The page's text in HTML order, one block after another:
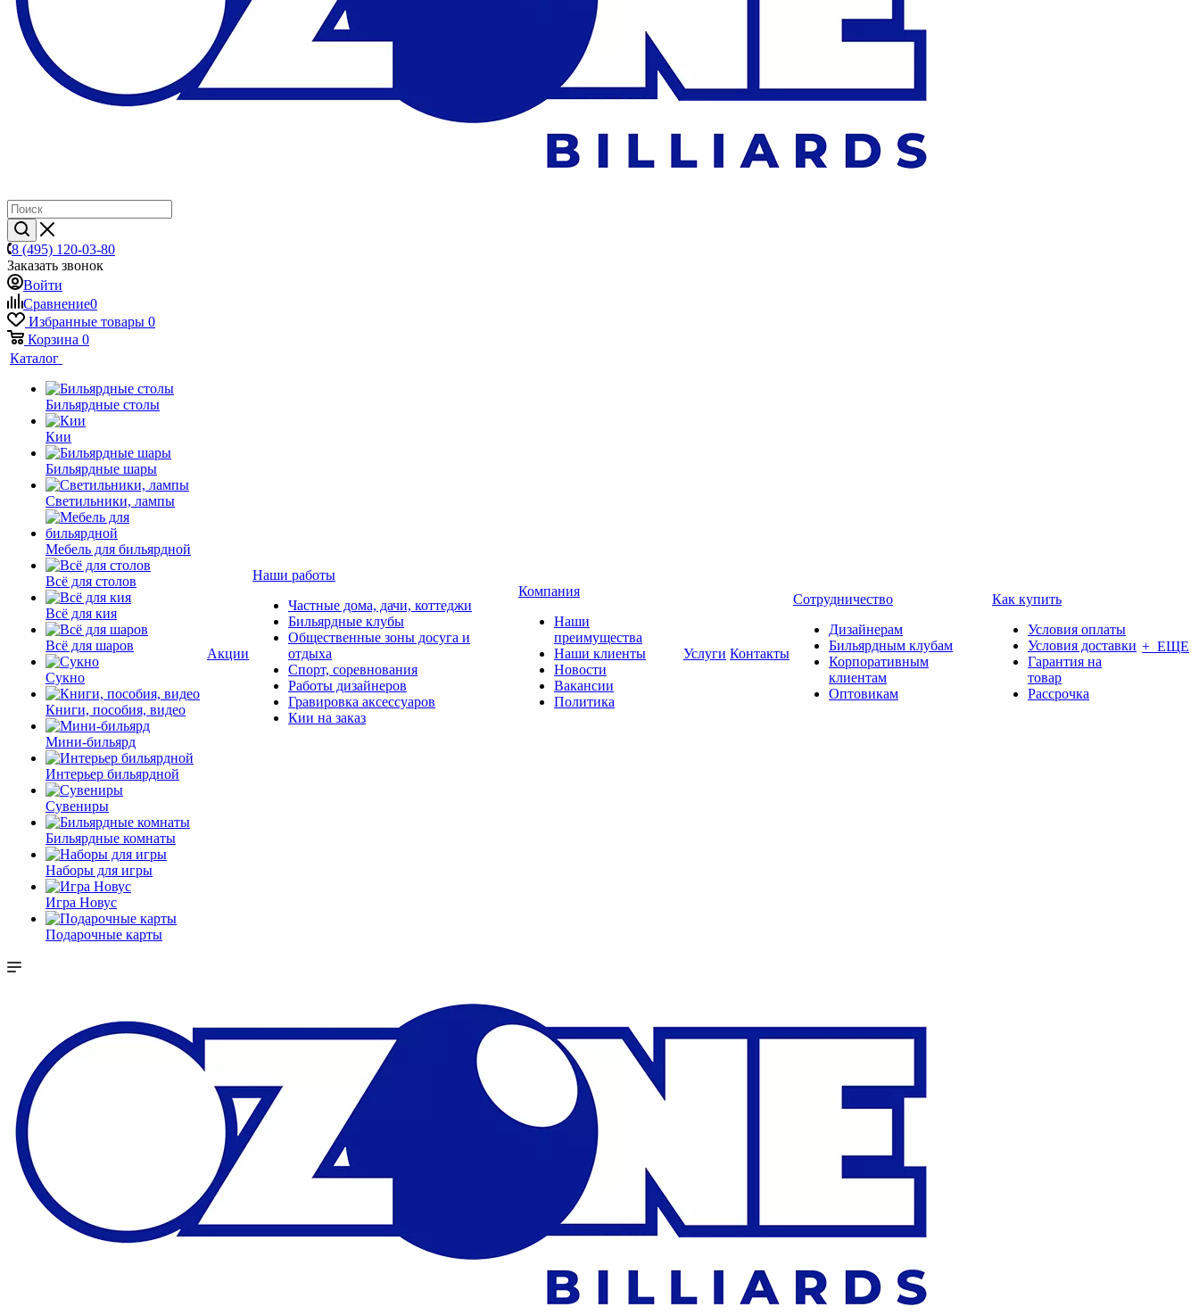
8 (495) 120-03-80
Заказать звонок
Войти
Сравнение0
Избранные товары 0
Корзина 0
Каталог
Бильярдные столы
Кии
Бильярдные шары
Светильники, лампы
Мебель для бильярдной
Всё для столов
Всё для кия
Всё для шаров
Сукно
Книги, пособия, видео
Мини-бильярд
Интерьер бильярдной
Сувениры
Бильярдные комнаты
Наборы для игры
Игра Новус
Подарочные карты
Акции
Наши работы
Частные дома, дачи, коттеджи
Бильярдные клубы
Общественные зоны досуга и
отдыха
Спорт, соревнования
Работы дизайнеров
Гравировка аксессуаров
Кии на заказ
Компания
Наши
преимущества
Наши клиенты
Новости
Вакансии
Политика
Услуги Контакты
Сотрудничество
Дизайнерам
Бильярдным клубам
Корпоративным
клиентам
Оптовикам
Как купить
Условия оплаты
Условия доставки
Гарантия на
товар
Рассрочка
+ ЕЩЕ